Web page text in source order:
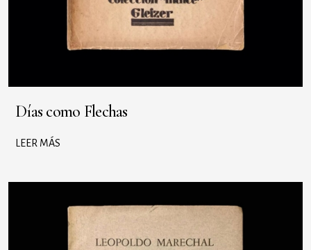
Días como Flechas
LEER MÁS